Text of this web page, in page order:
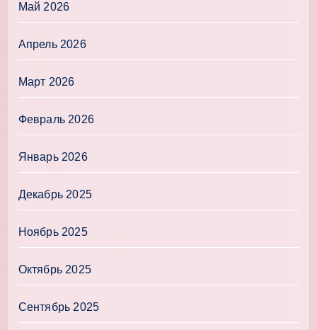
Май 2026
Апрель 2026
Март 2026
Февраль 2026
Январь 2026
Декабрь 2025
Ноябрь 2025
Октябрь 2025
Сентябрь 2025